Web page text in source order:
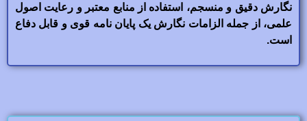
نگارش دقیق و منسجم، استفاده از منابع معتبر و رعایت اصول
علمی، از جمله الزامات نگارش یک پایان نامه قوی و قابل دفاع
است.